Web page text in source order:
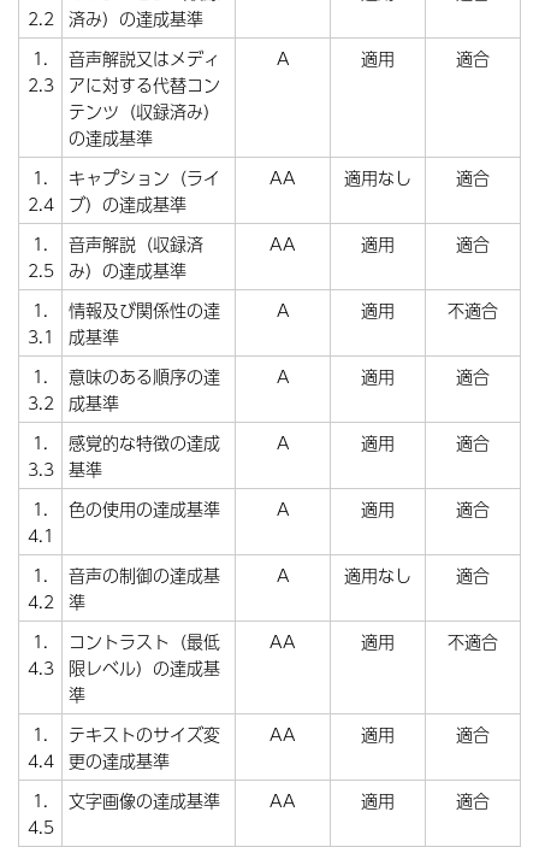
2.2 済み）の達成基準
1.
2.3
音声解説又はメディ
アに対する代替コン
テンツ（収録済み）
の達成基準
A 適用 適合
1.
2.4
キャプション（ライ
ブ）の達成基準
AA 適用なし 適合
1.
2.5
音声解説（収録済
み）の達成基準
AA 適用 適合
1.
3.1
情報及び関係性の達
成基準
A 適用 不適合
1.
3.2
意味のある順序の達
成基準
A 適用 適合
1.
3.3
感覚的な特徴の達成
基準
A 適用 適合
1.
4.1
色の使用の達成基準 A 適用 適合
1.
4.2
音声の制御の達成基
準
A 適用なし 適合
1.
4.3
コントラスト（最低
限レベル）の達成基
準
AA 適用 不適合
1.
4.4
テキストのサイズ変
更の達成基準
AA 適用 適合
1.
4.5
文字画像の達成基準 AA 適用 適合